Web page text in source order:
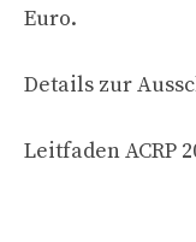
Euro.
Details zur
Leitfaden ACRP